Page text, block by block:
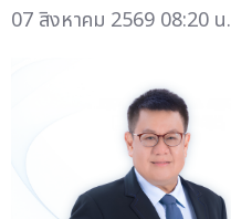
07 สิงหาคม 2569 08:20 น.